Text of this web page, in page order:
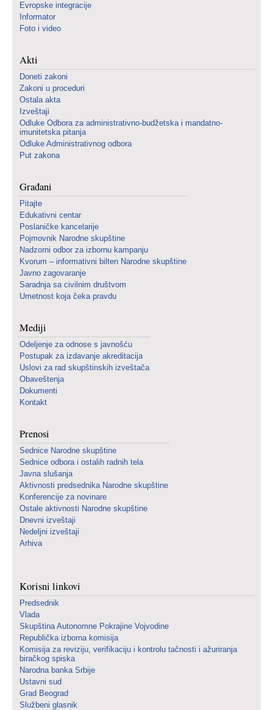
Evropske integracije
Informator
Foto i video
Akti
Doneti zakoni
Zakoni u proceduri
Ostala akta
Izveštaji
Odluke Odbora za administrativno-budžetska i mandatno-
imunitetska pitanja
Odluke Administrativnog odbora
Put zakona
Građani
Pitajte
Edukativni centar
Poslaničke kancelarije
Pojmovnik Narodne skupštine
Nadzorni odbor za izbornu kampanju
Kvorum – informativni bilten Narodne skupštine
Javno zagovaranje
Saradnja sa civilnim društvom
Umetnost koja čeka pravdu
Mediji
Odeljenje za odnose s javnošću
Postupak za izdavanje akreditacija
Uslovi za rad skupštinskih izveštača
Obaveštenja
Dokumenti
Kontakt
Prenosi
Sednice Narodne skupštine
Sednice odbora i ostalih radnih tela
Javna slušanja
Aktivnosti predsednika Narodne skupštine
Konferencije za novinare
Ostale aktivnosti Narodne skupštine
Dnevni izveštaji
Nedeljni izveštaji
Arhiva
Korisni linkovi
Predsednik
Vlada
Skupština Autonomne Pokrajine Vojvodine
Republička izborna komisija
Komisija za reviziju, verifikaciju i kontrolu tačnosti i ažuriranja
biračkog spiska
Narodna banka Srbije
Ustavni sud
Grad Beograd
Službeni glasnik